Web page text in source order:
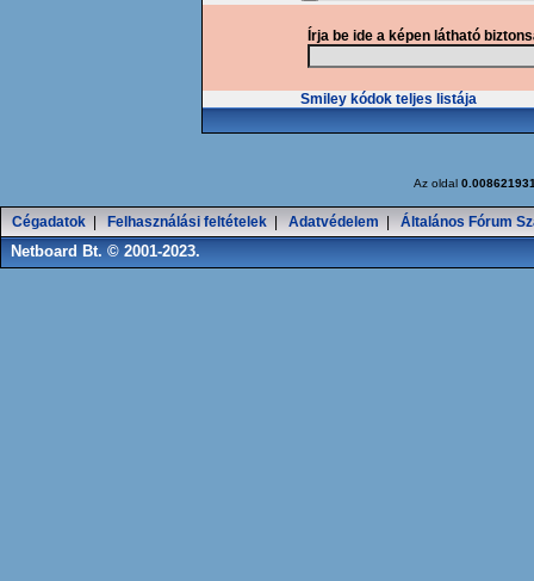
Írja be ide a képen látható
Smiley kódok teljes listája
Az oldal
Cégadatok Felhasználási feltételek Adatvédelem Általános Fórum
Netboard Bt. © 2001-2023.